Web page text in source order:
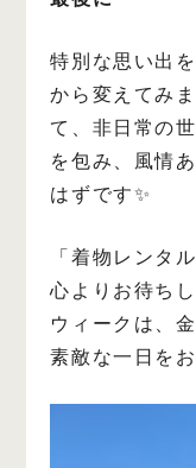
特別な思い出
から変えてみ
て、非日常の世
を包み、風情
はずです✨
「着物レンタ
心よりお待ち
ウィークは、
素敵な一日を